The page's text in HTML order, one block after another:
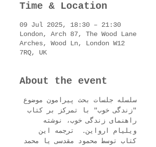
Time & Location
09 Jul 2025, 18:30 – 21:30
London, Arch 87, The Wood Lane
Arches, Wood Ln, London W12
7RQ, UK
About the event
سلسله جلسات بحث پیرامون موضوع
"زندگی خوب" با تمرکز بر کتاب
راهنمای زندگی خوب، نوشته
ویلیام ارواین.  ترجمه این
کتاب توسط محمود مقدسی یا محمد